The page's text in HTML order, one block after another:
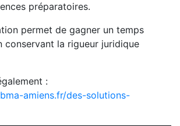
préparatoires.
permet de gagner un temps
conservant la rigueur juridique
:
amiens.fr/des-solutions-